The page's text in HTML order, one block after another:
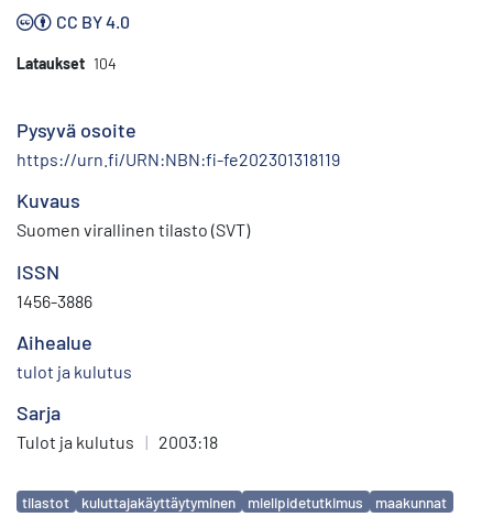
CC BY 4.0
Lataukset 104
Pysyvä osoite
https://urn.fi/URN:NBN:fi-fe202301318119
Kuvaus
Suomen virallinen tilasto (SVT)
ISSN
1456-3886
Aihealue
tulot ja kulutus
Sarja
Tulot ja kulutus | 2003:18
Avainsanat
tilastot kuluttajakäyttäytyminen mielipidetutkimus maakunnat